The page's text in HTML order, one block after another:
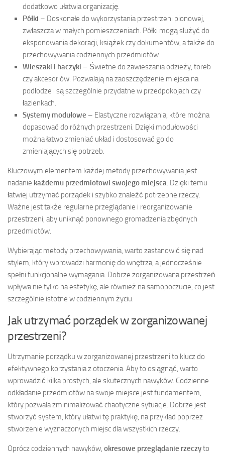
dodatkowo ułatwia organizację.
Półki – Doskonałe do wykorzystania przestrzeni pionowej,
zwłaszcza w małych pomieszczeniach. Półki mogą służyć do
eksponowania dekoracji, książek czy dokumentów, a także do
przechowywania codziennych przedmiotów.
Wieszaki i haczyki – Świetne do zawieszania odzieży, toreb
czy akcesoriów. Pozwalają na zaoszczędzenie miejsca na
podłodze i są szczególnie przydatne w przedpokojach czy
łazienkach.
Systemy modułowe – Elastyczne rozwiązania, które można
dopasować do różnych przestrzeni. Dzięki modułowości
można łatwo zmieniać układ i dostosować go do
zmieniających się potrzeb.
Kluczowym elementem każdej metody przechowywania jest
nadanie każdemu przedmiotowi swojego miejsca. Dzięki temu
łatwiej utrzymać porządek i szybko znaleźć potrzebne rzeczy.
Ważne jest także regularne przeglądanie i reorganizowanie
przestrzeni, aby uniknąć ponownego gromadzenia zbędnych
przedmiotów.
Wybierając metody przechowywania, warto zastanowić się nad
stylem, który wprowadzi harmonię do wnętrza, a jednocześnie
spełni funkcjonalne wymagania. Dobrze zorganizowana przestrzeń
wpływa nie tylko na estetykę, ale również na samopoczucie, co jest
szczególnie istotne w codziennym życiu.
Jak utrzymać porządek w zorganizowanej
przestrzeni?
Utrzymanie porządku w zorganizowanej przestrzeni to klucz do
efektywnego korzystania z otoczenia. Aby to osiągnąć, warto
wprowadzić kilka prostych, ale skutecznych nawyków. Codzienne
odkładanie przedmiotów na swoje miejsce jest fundamentem,
który pozwala zminimalizować chaotyczne sytuacje. Dobrze jest
stworzyć system, który ułatwi tę praktykę, na przykład poprzez
stworzenie wyznaczonych miejsc dla wszystkich rzeczy.
Oprócz codziennych nawyków, okresowe przeglądanie rzeczyto